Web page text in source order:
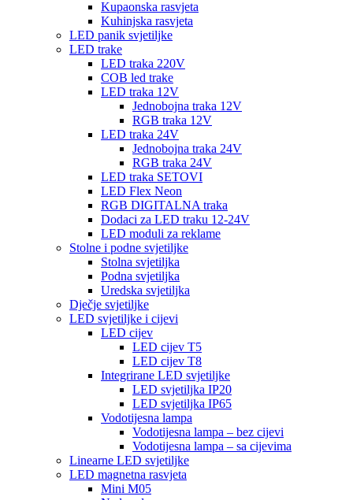
Kupaonska rasvjeta
Kuhinjska rasvjeta
LED panik svjetiljke
LED trake
LED traka 220V
COB led trake
LED traka 12V
Jednobojna traka 12V
RGB traka 12V
LED traka 24V
Jednobojna traka 24V
RGB traka 24V
LED traka SETOVI
LED Flex Neon
RGB DIGITALNA traka
Dodaci za LED traku 12-24V
LED moduli za reklame
Stolne i podne svjetiljke
Stolna svjetiljka
Podna svjetiljka
Uredska svjetiljka
Dječje svjetiljke
LED svjetiljke i cijevi
LED cijev
LED cijev T5
LED cijev T8
Integrirane LED svjetiljke
LED svjetiljka IP20
LED svjetiljka IP65
Vodotijesna lampa
Vodotijesna lampa – bez cijevi
Vodotijesna lampa – sa cijevima
Linearne LED svjetiljke
LED magnetna rasvjeta
Mini M05